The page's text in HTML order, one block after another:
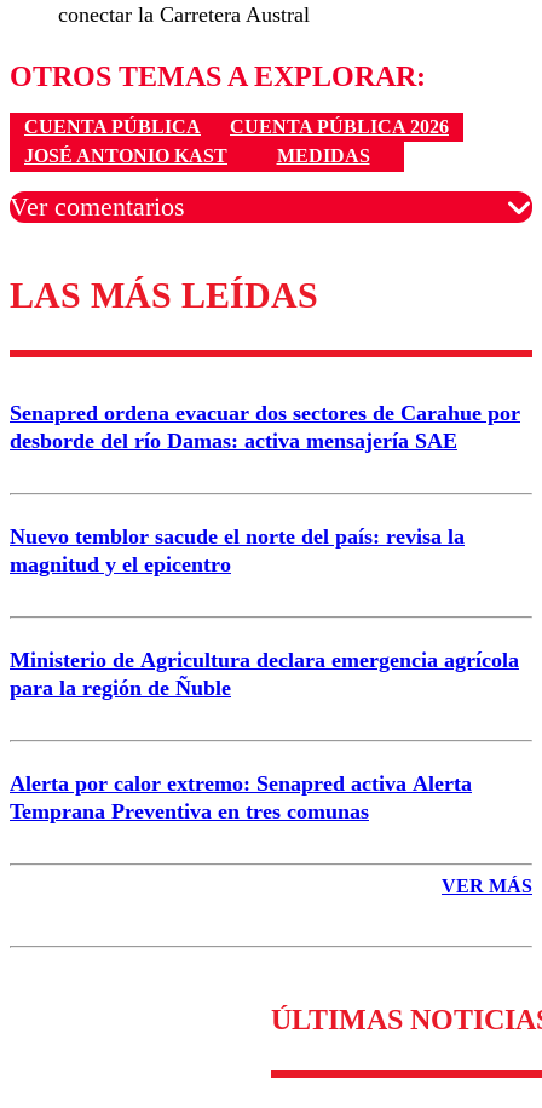
conectar la Carretera Austral
OTROS TEMAS A EXPLORAR:
CUENTA PÚBLICA
CUENTA PÚBLICA 2026
JOSÉ ANTONIO KAST
MEDIDAS
Ver comentarios
Los comentarios son moderados para garantizar un
diálogo respetuoso.
Nombre
Correo
LAS MÁS LEÍDAS
Senapred ordena evacuar dos sectores de Carahue por
desborde del río Damas: activa mensajería SAE
Nuevo temblor sacude el norte del país: revisa la
magnitud y el epicentro
Ministerio de Agricultura declara emergencia agrícola
para la región de Ñuble
Alerta por calor extremo: Senapred activa Alerta
Temprana Preventiva en tres comunas
VER MÁS
ÚLTIMAS